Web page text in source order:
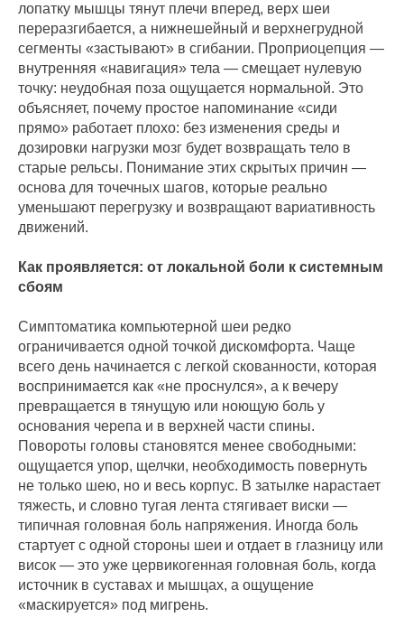
лопатку мышцы тянут плечи вперед, верх шеи
переразгибается, а нижнешейный и верхнегрудной
сегменты «застывают» в сгибании. Проприоцепция —
внутренняя «навигация» тела — смещает нулевую
точку: неудобная поза ощущается нормальной. Это
объясняет, почему простое напоминание «сиди
прямо» работает плохо: без изменения среды и
дозировки нагрузки мозг будет возвращать тело в
старые рельсы. Понимание этих скрытых причин —
основа для точечных шагов, которые реально
уменьшают перегрузку и возвращают вариативность
движений.
Как проявляется: от локальной боли к системным
сбоям
Симптоматика компьютерной шеи редко
ограничивается одной точкой дискомфорта. Чаще
всего день начинается с легкой скованности, которая
воспринимается как «не проснулся», а к вечеру
превращается в тянущую или ноющую боль у
основания черепа и в верхней части спины.
Повороты головы становятся менее свободными:
ощущается упор, щелчки, необходимость повернуть
не только шею, но и весь корпус. В затылке нарастает
тяжесть, и словно тугая лента стягивает виски —
типичная головная боль напряжения. Иногда боль
стартует с одной стороны шеи и отдает в глазницу или
висок — это уже цервикогенная головная боль, когда
источник в суставах и мышцах, а ощущение
«маскируется» под мигрень.